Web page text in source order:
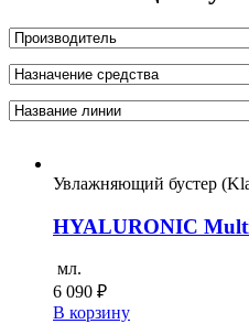
Увлажняющий бустер
HYALURONIC Multi
мл.
6 090 ₽
В корзину